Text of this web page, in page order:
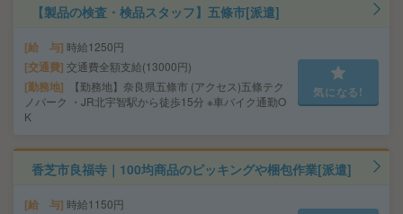
【製品の検査・検品スタッフ】五條市[派遣]
給 与 時給1250円
交通費 交通費全額支給(13000円)
勤務地
【勤務地】奈良県五條市 (アクセス)五條テク
ノパーク ・JR北宇智駅から徒歩15分 ※車バイク通勤O
K
気になる!
香芝市良福寺｜100均商品のピッキングや梱包作業[派遣]
給 与 時給1150円